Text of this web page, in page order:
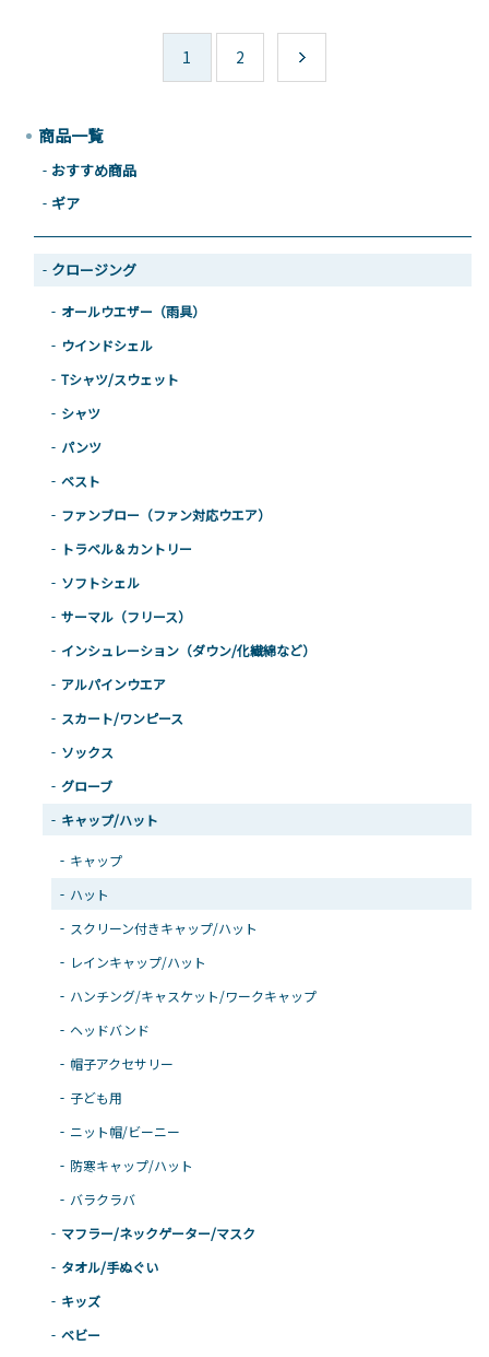
1 2
商品一覧
おすすめ商品
ギア
クロージング
オールウエザー（雨具）
ウインドシェル
Tシャツ/スウェット
シャツ
パンツ
ベスト
ファンブロー（ファン対応ウエア）
トラベル＆カントリー
ソフトシェル
サーマル（フリース）
インシュレーション（ダウン/化繊綿など）
アルパインウエア
スカート/ワンピース
ソックス
グローブ
キャップ/ハット
キャップ
ハット
スクリーン付きキャップ/ハット
レインキャップ/ハット
ハンチング/キャスケット/ワークキャップ
ヘッドバンド
帽子アクセサリー
子ども用
ニット帽/ビーニー
防寒キャップ/ハット
バラクラバ
マフラー/ネックゲーター/マスク
タオル/手ぬぐい
キッズ
ベビー